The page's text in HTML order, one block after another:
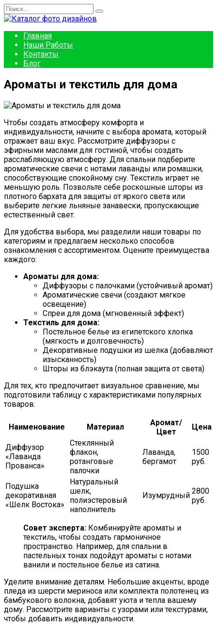
Перейти
к
Search
for:
Главная
Наши Работы
Контакты
Блог
Ароматы и текстиль для дома
Чтобы создать атмосферу комфорта и
индивидуальности, начните с выбора аромата, который
отражает ваш вкус. Рассмотрите диффузоры с
эфирными маслами для гостиной, чтобы создать
расслабляющую атмосферу. Для спальни подберите
ароматические свечи с нотами лаванды или ромашки,
способствующие спокойному сну. Текстиль играет не
меньшую роль. Позвольте себе роскошные шторы из
плотного бархата для защиты от яркого света или
выберите легкие льняные занавески, пропускающие
естественный свет.
Для удобства выбора, мы разделили наши товары по
категориям и предлагаем несколько способов
ознакомления с ассортиментом. Оцените преимущества
каждого:
Ароматы для дома:
Диффузоры с палочками (устойчивый аромат)
Ароматические свечи (создают мягкое
освещение)
Спреи для дома (мгновенный эффект)
Текстиль для дома:
Постельное белье из египетского хлопка
(мягкость и долговечность)
Декоративные подушки из шелка (добавляют
изысканность)
Шторы из блэкаута (полная защита от света)
Для тех, кто предпочитает визуальное сравнение, мы
подготовили таблицу с характеристиками популярных
товаров:
Наименование Материал
Аромат/
Цвет
Цена
Диффузор
«Лаванда
Прованса»
Стеклянный
флакон,
ротанговые
палочки
Лаванда,
бергамот
1500
руб.
Подушка
декоративная
«Шелк Востока»
Натуральный
шелк,
полиэстеровый
наполнитель
Изумрудный 2800
руб.
Совет эксперта: Комбинируйте ароматы и
текстиль, чтобы создать гармоничное
пространство. Например, для спальни в
пастельных тонах подойдут ароматы с нотами
ванили и постельное белье из сатина.
Уделите внимание деталям. Небольшие акценты, вроде
пледа из шерсти мериноса или комплекта полотенец из
бамбукового волокна, добавят уюта и тепла вашему
дому. Рассмотрите варианты с узорами или текстурами,
чтобы добавить индивидуальности.